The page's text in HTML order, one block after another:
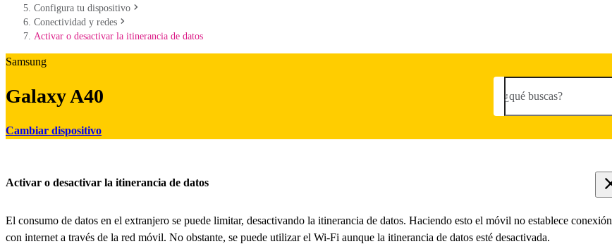
Configura tu dispositivo
Conectividad y redes
Activar o desactivar la itinerancia de datos
Samsung
Galaxy A40
Cambiar dispositivo
¿qué buscas?
Activar o desactivar la itinerancia de datos
El consumo de datos en el extranjero se puede limitar, desactivando la itinerancia de datos. Haciendo esto el móvil no establece conexión
con internet a través de la red móvil. No obstante, se puede utilizar el Wi-Fi aunque la itinerancia de datos esté desactivada.